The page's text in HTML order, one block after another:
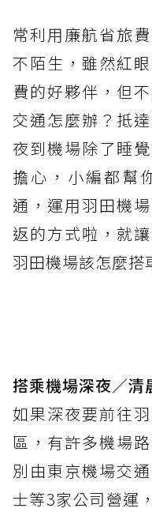
常利用廉航省旅
不陌生，雖然紅
費的好夥伴，但
交通怎麼辦？抵
夜到機場除了睡
擔心，小編都幫
通，運用羽田機
返的方式啦，就
羽田機場該怎麼搭
搭乘機場深夜／清
如果深夜要前往
區，有許多機場
別由東京機場交
士等3家公司營運